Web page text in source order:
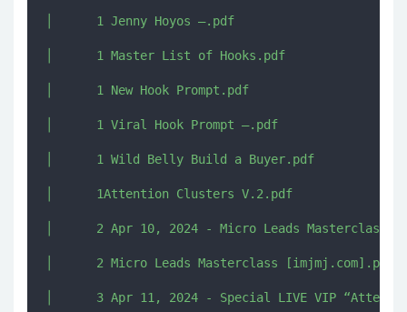
│      1 Jenny Hoyos –.pdf
│      1 Master List of Hooks.pdf
│      1 New Hook Prompt.pdf
│      1 Viral Hook Prompt –.pdf
│      1 Wild Belly Build a Buyer.pdf
│      1Attention Clusters V.2.pdf
│      2 Apr 10, 2024 - Micro Leads Masterclass
│      2 Micro Leads Masterclass [imjmj.com].pdf
│      3 Apr 11, 2024 - Special LIVE VIP